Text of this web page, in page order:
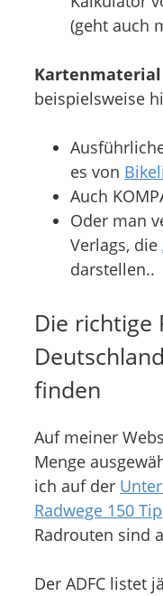
(geht auch
beispielsweise
es von
Auch
Oder man
Verlags, die
darstellen..
Die richtige
finden
Auf meiner
Menge
ich auf der
Radwege 150
Radrouten sind
Der ADFC listet